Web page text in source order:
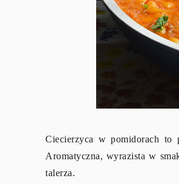
Ciecierzyca w pomidorach to
Aromatyczna, wyrazista w
talerza.